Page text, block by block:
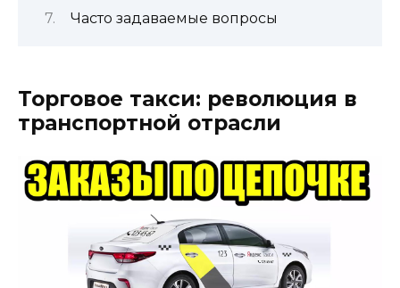
Часто задаваемые вопросы
Торговое такси: революция в
транспортной отрасли